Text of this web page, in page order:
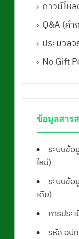
ดาวน์โหล
Q&A (คํา
ประมวล
No Gift
ข้อมูลสาร
ระบบข้อ
ใหม่)
ระบบข้อ
เดิม)
การประ
รหัส อป